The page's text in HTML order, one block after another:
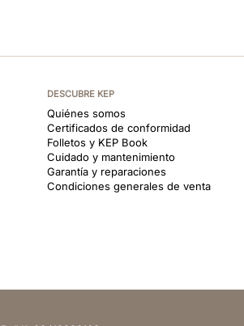
DESCUBRE KEP
Quiénes somos
Certificados de conformidad
Folletos y KEP Book
Cuidado y mantenimiento
Garantía y reparaciones
Condiciones generales de venta